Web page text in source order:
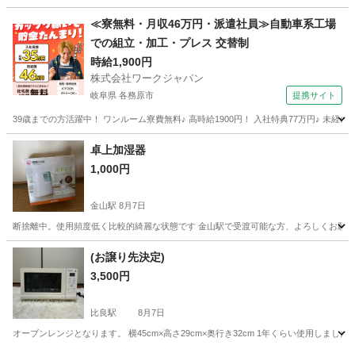
黄金駅 その他 ウォーターサーバー
≪寮無料・月収46万円・派遣社員≫自動車系工場
での組立・加工・プレス 交替制
時給1,900円
株式会社ワークジャパン
岐阜県 各務原市 提携サイト
39歳までの方活躍中！ ワンルーム寮費無料♪ 高時給1900円！ 入社特典77万円♪ 未経
岐阜 各務原市 その他
卓上加湿器
1,000円
金山駅 8月7日
断捨離中。使用頻度低く比較的綺麗な状態です 金山駅で受渡可能な方、よろしくお
愛知 名古屋市 金山駅 生活家電
(お譲り先決定)
3,500円
比良駅 8月7日
オーブンレンジとなります。 横45cm×高さ29cm×奥行き32cm 1年くらい使用しまし